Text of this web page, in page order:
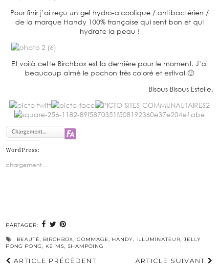
Pour finir j’ai reçu un gel hydro-alcoolique / antibactérien /
de la marque Handy 100% française qui sent bon et qui
hydrate la peau !
Et voilà cette Birchbox est la dernière pour le moment. J’ai
beaucoup aimé le pochon très coloré et estival 🙂
Bisous Bisous Estelle.
WordPress:
chargement…
PARTAGER:
BEAUTÉ, BIRCHBOX, GOMMAGE, HANDY, ILLUMINATEUR, JELLY
PONG PONG, KEIMS, SHAMPOING
ARTICLE PRÉCÉDENT
ARTICLE SUIVANT